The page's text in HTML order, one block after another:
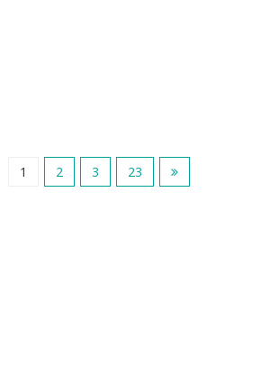
1 2 3 23